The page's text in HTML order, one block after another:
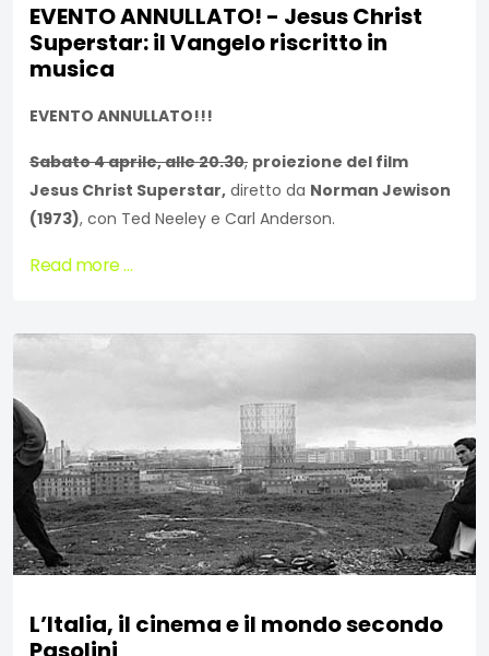
EVENTO ANNULLATO! - Jesus Christ
Superstar: il Vangelo riscritto in
musica
EVENTO ANNULLATO!!!
Sabato 4 aprile, alle 20.30, proiezione del film
Jesus Christ Superstar, diretto da Norman Jewison
(1973), con Ted Neeley e Carl Anderson.
Read more …
L’Italia, il cinema e il mondo secondo